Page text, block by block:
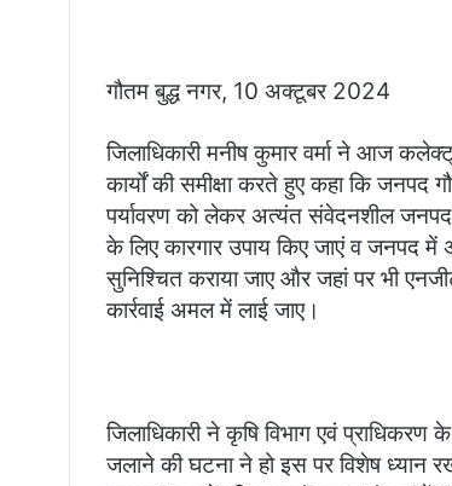
गौतम बुद्ध नगर, 10 अक्टूबर 2024
जिलाधिकारी मनीष कुमार वर्मा ने आज
कार्यों की समीक्षा करते हुए कहा कि जनपद
पर्यावरण को लेकर अत्यंत संवेदनशील जनपद
के लिए कारगार उपाय किए जाएं व जनपद में
सुनिश्चित कराया जाए और जहां पर भी
कार्रवाई अमल में लाई जाए।
जिलाधिकारी ने कृषि विभाग एवं
जलाने की घटना ने हो इस पर विशेष ध्यान